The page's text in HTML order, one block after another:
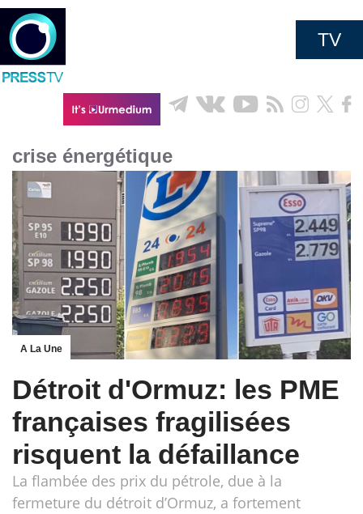
TV
crise énergétique
A La Une
Détroit d'Ormuz: les PME
françaises fragilisées
risquent la défaillance
La flambée des prix du pétrole, due à la
fermeture du détroit d’Ormuz, a fortement